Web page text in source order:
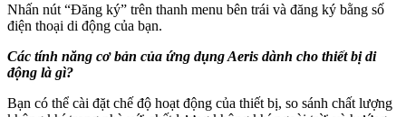
Nhấn nút “Đăng ký” trên thanh menu bên trái và đăng ký bằng số
điện thoại di động của bạn.
Các tính năng cơ bản của ứng dụng Aeris dành cho thiết bị di
động là gì?
Bạn có thể cài đặt chế độ hoạt động của thiết bị, so sánh chất lượng